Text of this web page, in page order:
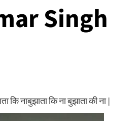
Singh
नाबुझाता कि ना बुझाता की ना |